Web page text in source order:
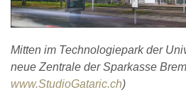
Mitten im Technologiepark der
neue Zentrale der Sparkasse
www.StudioGataric.ch)